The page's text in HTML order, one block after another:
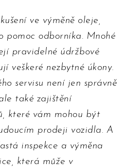
ve výměně oleje,
pomoc odborníka. Mnohé
pravidelné údržbové
veškeré nezbytné úkony.
servisu není jen správně
také zajištění
které vám mohou být
prodeji vozidla. A
inspekce a výměna
která může v